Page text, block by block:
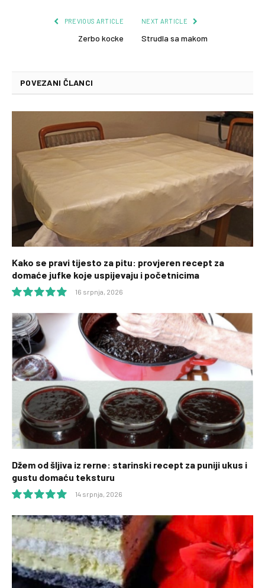
PREVIOUS ARTICLE
Zerbo kocke
NEXT ARTICLE
Strudla sa makom
POVEZANI ČLANCI
Kako se pravi tijesto za pitu: provjeren recept za
domaće jufke koje uspijevaju i početnicima
10.0
16 srpnja, 2026
Džem od šljiva iz rerne: starinski recept za puniji ukus i
gustu domaću teksturu
10.0
14 srpnja, 2026